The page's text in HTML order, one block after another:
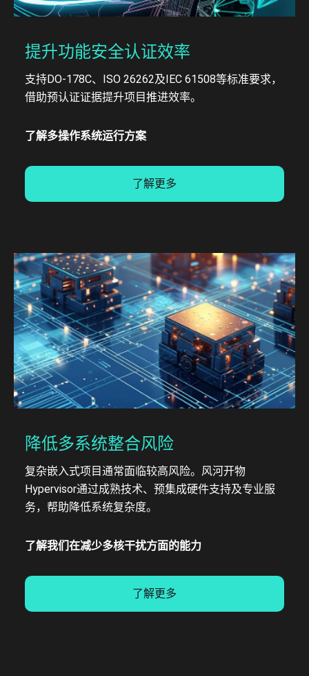
提升功能安全认证效率
支持DO-178C、ISO 26262及IEC 61508等标准要求，
借助预认证证据提升项目推进效率。
了解多操作系统运行方案
了解更多
降低多系统整合风险
复杂嵌入式项目通常面临较高风险。风河开物
Hypervisor通过成熟技术、预集成硬件支持及专业服
务，帮助降低系统复杂度。
了解我们在减少多核干扰方面的能力
了解更多